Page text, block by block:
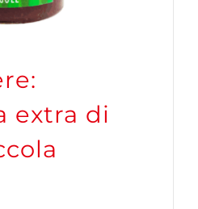
extra di